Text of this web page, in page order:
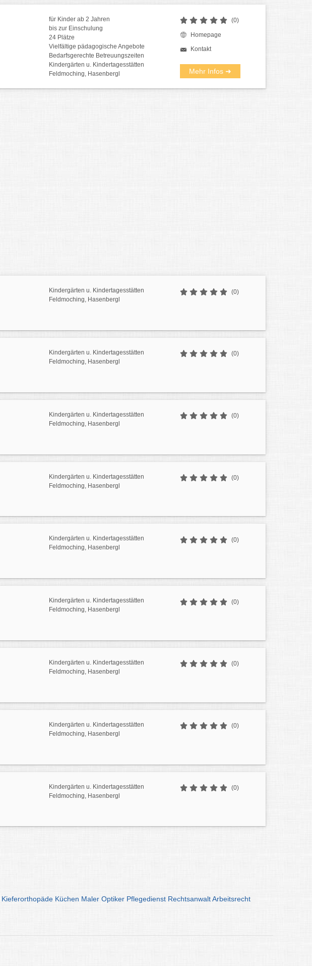
für Kinder ab 2 Jahren
bis zur Einschulung
24 Plätze
Vielfältige pädagogische Angebote
Bedarfsgerechte Betreuungszeiten
Kindergärten u. Kindertagesstätten
Feldmoching, Hasenbergl
(0)
Homepage
Kontakt
Mehr Infos ➜
Kindergärten u. Kindertagesstätten
Feldmoching, Hasenbergl
(0)
Kindergärten u. Kindertagesstätten
Feldmoching, Hasenbergl
(0)
Kindergärten u. Kindertagesstätten
Feldmoching, Hasenbergl
(0)
Kindergärten u. Kindertagesstätten
Feldmoching, Hasenbergl
(0)
Kindergärten u. Kindertagesstätten
Feldmoching, Hasenbergl
(0)
Kindergärten u. Kindertagesstätten
Feldmoching, Hasenbergl
(0)
Kindergärten u. Kindertagesstätten
Feldmoching, Hasenbergl
(0)
Kindergärten u. Kindertagesstätten
Feldmoching, Hasenbergl
(0)
Kindergärten u. Kindertagesstätten
Feldmoching, Hasenbergl
(0)
Kieferorthopäde Küchen Maler Optiker Pflegedienst RechtsanwaltArbeitsrecht